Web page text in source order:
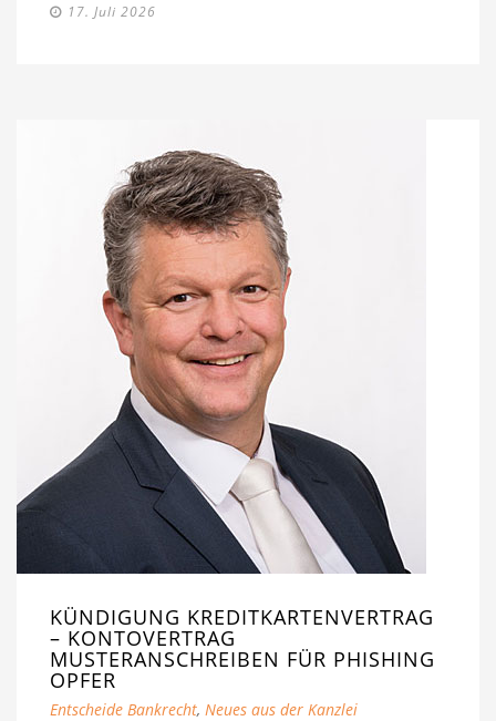
17. Juli 2026
KÜNDIGUNG KREDITKARTENVERTRAG
– KONTOVERTRAG
MUSTERANSCHREIBEN FÜR PHISHING
OPFER
Entscheide Bankrecht, Neues aus der Kanzlei